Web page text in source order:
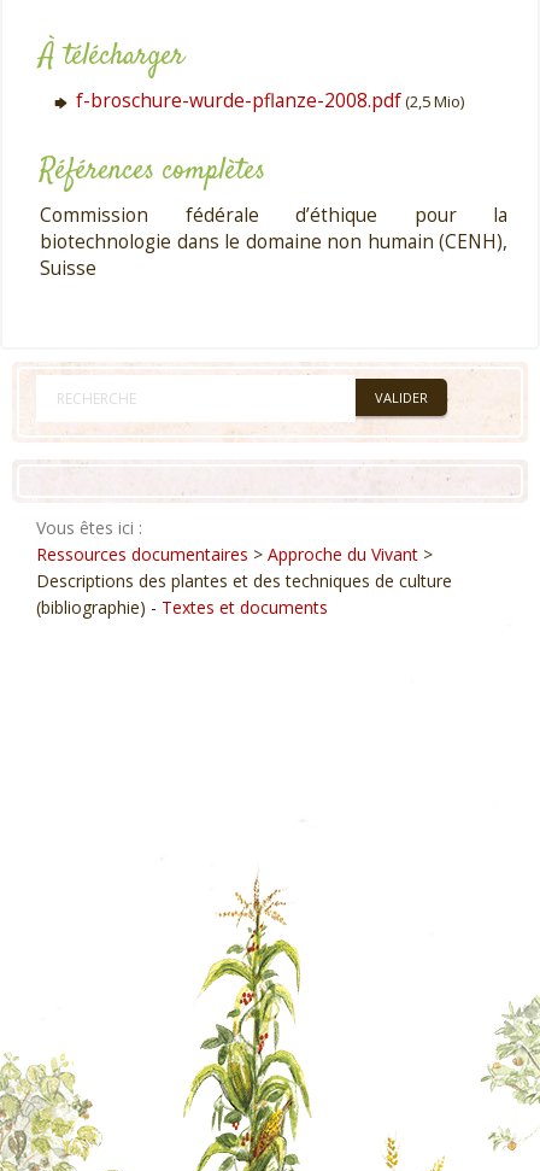
À télécharger
f-broschure-wurde-pflanze-2008.pdf(2,5 Mio)
Références complètes
Commission fédérale d’éthique pour la
biotechnologie dans le domaine non humain (CENH),
Suisse
Vous êtes ici :
Ressources documentaires > Approche du Vivant >
Descriptions des plantes et des techniques de culture
(bibliographie) - Textes et documents